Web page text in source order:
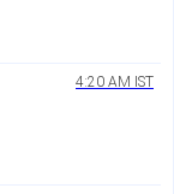
4:20 AM IST